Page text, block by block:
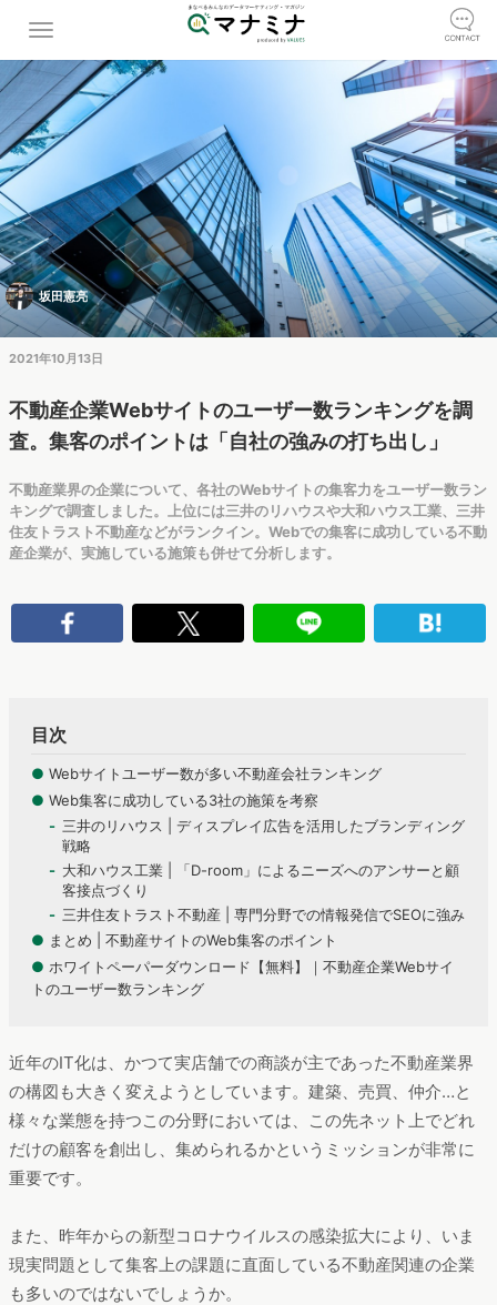
坂田憲亮
2021年10月13日
不動産企業Webサイトのユーザー数ランキングを調
査。集客のポイントは「自社の強みの打ち出し」
不動産業界の企業について、各社のWebサイトの集客力をユーザー数ラン
キングで調査しました。上位には三井のリハウスや大和ハウス工業、三井
住友トラスト不動産などがランクイン。Webでの集客に成功している不動
産企業が、実施している施策も併せて分析します。
目次
● Webサイトユーザー数が多い不動産会社ランキング
● Web集客に成功している3社の施策を考察
三井のリハウス | ディスプレイ広告を活用したブランディング
戦略
大和ハウス工業 | 「D-room」によるニーズへのアンサーと顧
客接点づくり
三井住友トラスト不動産 | 専門分野での情報発信でSEOに強み
● まとめ | 不動産サイトのWeb集客のポイント
● ホワイトペーパーダウンロード【無料】｜不動産企業Webサイ
トのユーザー数ランキング
近年のIT化は、かつて実店舗での商談が主であった不動産業界
の構図も大きく変えようとしています。建築、売買、仲介…と
様々な業態を持つこの分野においては、この先ネット上でどれ
だけの顧客を創出し、集められるかというミッションが非常に
重要です。
また、昨年からの新型コロナウイルスの感染拡大により、いま
現実問題として集客上の課題に直面している不動産関連の企業
も多いのではないでしょうか。